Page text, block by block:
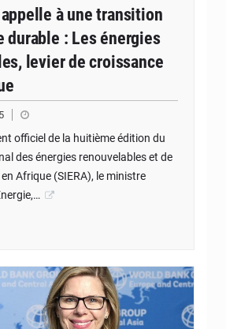
à une transition
durable : Les énergies
levier de croissance
officiel de la huitième édition du
des énergies renouvelables et de
Afrique (SIERA), le ministre